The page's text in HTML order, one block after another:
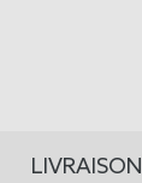
LIVRAISON